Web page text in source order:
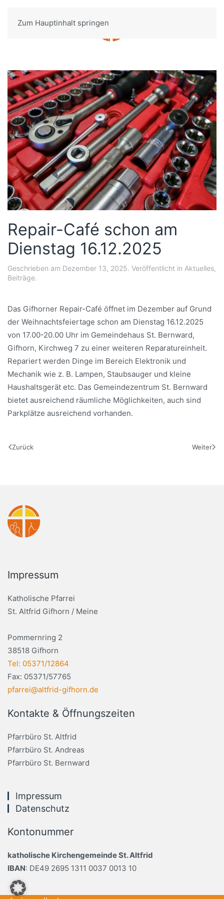
Zum Hauptinhalt springen
Repair-Café schon am
Dienstag 16.12.2025
Geschrieben am Dezember 13, 2025. Veröffentlicht in Aktuelles,
Beiträge.
Das Gifhorner Repair-Café öffnet im Dezember auf Grund
der Weihnachtsfeiertage schon am Dienstag 16.12.2025
von 17.00-20.00 Uhr im Gemeindehaus St. Bernward,
Gifhorn, Kirchweg 7 zu einer weiteren Reparatureinheit.
Repariert werden Dinge im Bereich Elektronik und
Mechanik wie z. B. Lampen, Staubsauger und kleine
Haushaltsgerät etc. Das Gemeindezentrum St. Bernward
bietet ausreichend räumliche Möglichkeiten, auch sind
Parkplätze ausreichend vorhanden.
Zurück Weiter
Impressum
Katholische Pfarrei
St. Altfrid Gifhorn / Meine
Pommernring 2
38518 Gifhorn
Tel: 05371/12864
Fax: 05371/57765
pfarrei@altfrid-gifhorn.de
Kontakte & Öffnungszeiten
Pfarrbüro St. Altfrid
Pfarrbüro St. Andreas
Pfarrbüro St. Bernward
Impressum
Datenschutz
Kontonummer
katholische Kirchengemeinde St. Altfrid
IBAN: DE49 2695 1311 0037 0013 10